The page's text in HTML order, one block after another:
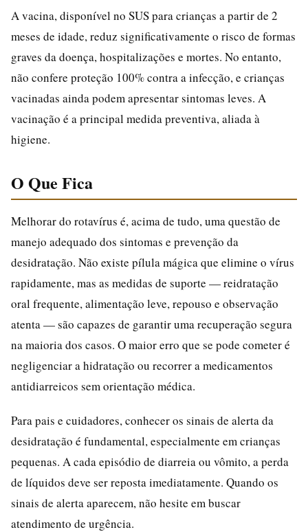
A vacina, disponível no SUS para crianças a partir de 2
meses de idade, reduz significativamente o risco de formas
graves da doença, hospitalizações e mortes. No entanto,
não confere proteção 100% contra a infecção, e crianças
vacinadas ainda podem apresentar sintomas leves. A
vacinação é a principal medida preventiva, aliada à
higiene.
O Que Fica
Melhorar do rotavírus é, acima de tudo, uma questão de
manejo adequado dos sintomas e prevenção da
desidratação. Não existe pílula mágica que elimine o vírus
rapidamente, mas as medidas de suporte — reidratação
oral frequente, alimentação leve, repouso e observação
atenta — são capazes de garantir uma recuperação segura
na maioria dos casos. O maior erro que se pode cometer é
negligenciar a hidratação ou recorrer a medicamentos
antidiarreicos sem orientação médica.
Para pais e cuidadores, conhecer os sinais de alerta da
desidratação é fundamental, especialmente em crianças
pequenas. A cada episódio de diarreia ou vômito, a perda
de líquidos deve ser reposta imediatamente. Quando os
sinais de alerta aparecem, não hesite em buscar
atendimento de urgência.